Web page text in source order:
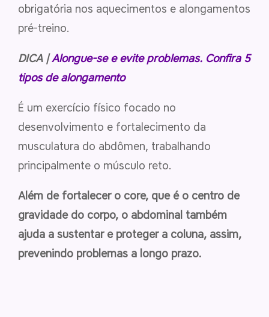
obrigatória nos aquecimentos e alongamentos
pré-treino.
DICA |Alongue-se e evite problemas. Confira 5
tipos de alongamento
É um exercício físico focado no
desenvolvimento e fortalecimento da
musculatura do abdômen, trabalhando
principalmente o músculo reto.
Além de fortalecer o core, que é o centro de
gravidade do corpo, o abdominal também
ajuda a sustentar e proteger a coluna, assim,
prevenindo problemas a longo prazo.